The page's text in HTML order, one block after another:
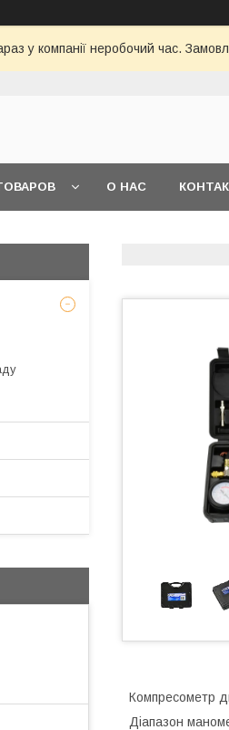
у компанії неробочий час.
О НАС
Компресометр
Діапазон